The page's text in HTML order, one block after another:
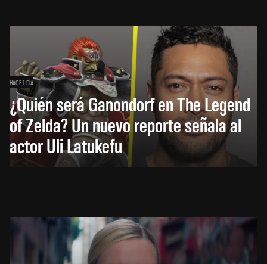
HACE 1 DÍA
¿Quién será Ganondorf en The Legend
of Zelda? Un nuevo reporte señala al
actor Uli Latukefu